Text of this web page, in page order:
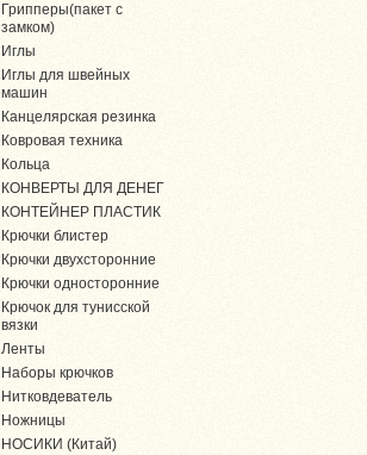
Грипперы(пакет с
замком)
Иглы
Иглы для швейных
машин
Канцелярская резинка
Ковровая техника
Кольца
КОНВЕРТЫ ДЛЯ ДЕНЕГ
КОНТЕЙНЕР ПЛАСТИК
Крючки блистер
Крючки двухсторонние
Крючки односторонние
Крючок для тунисской
вязки
Ленты
Наборы крючков
Нитковдеватель
Ножницы
НОСИКИ (Китай)